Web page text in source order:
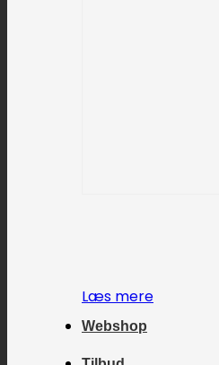
Læs mere
Webshop